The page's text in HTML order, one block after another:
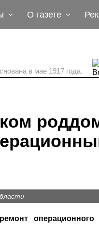
О газете
в мае 1917 года.